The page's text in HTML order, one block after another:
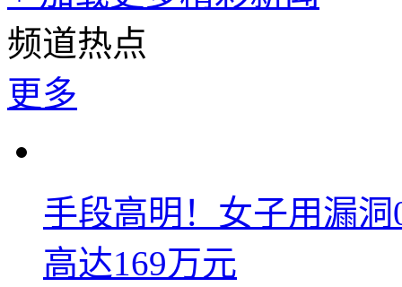
频道热点
更多
手段高明！女子用漏
高达169万元